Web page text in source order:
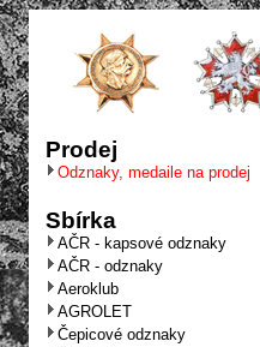
Prodej
Odznaky, medaile na prodej
Sbírka
AČR - kapsové odznaky
AČR - odznaky
Aeroklub
AGROLET
Čepicové odznaky